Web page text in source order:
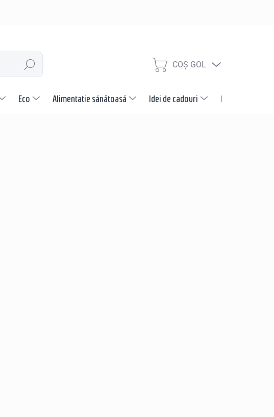
CĂUTARE
COŞ
COŞ GOL
Eco Alimentatie sănătoasă Idei de cadouri Promotii